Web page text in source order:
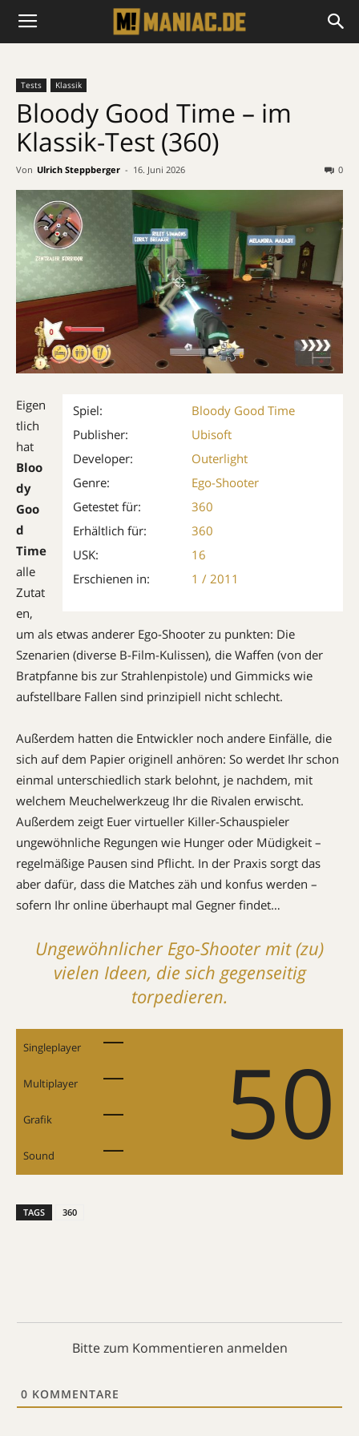
Tests Klassik
Bloody Good Time – im
Klassik-Test (360)
Von Ulrich Steppberger - 16. Juni 2026 0
Spiel:
Bloody Good Time
Publisher:
Ubisoft
Developer:
Outerlight
Genre:
Ego-Shooter
Getestet für:
360
Erhältlich für:
360
USK:
16
Erschienen in:
1 / 2011
Eigen
tlich
hat
Bloo
dy
Goo
d
Time
alle
Zutat
en,
um als etwas anderer Ego-Shooter zu punkten: Die
Szenarien (diverse B-Film-Kulissen), die Waffen (von der
Bratpfanne bis zur Strahlenpistole) und Gimmicks wie
aufstellbare Fallen sind prinzipiell nicht schlecht.
Außerdem hatten die Entwickler noch andere Einfälle, die
sich auf dem Papier originell anhören: So werdet Ihr schon
einmal unterschiedlich stark belohnt, je nachdem, mit
welchem Meuchelwerkzeug Ihr die Rivalen erwischt.
Außerdem zeigt Euer virtueller Killer-Schauspieler
ungewöhnliche Regungen wie Hunger oder Müdigkeit –
regelmäßige Pausen sind Pflicht. In der Praxis sorgt das
aber dafür, dass die Matches zäh und konfus werden –
sofern Ihr online überhaupt mal Gegner findet…
Ungewöhnlicher Ego-Shooter mit (zu)
vielen Ideen, die sich gegenseitig
torpedieren.
Singleplayer 50
Multiplayer
Grafik
Sound
TAGS 360
Bitte zum Kommentieren anmelden
0 KOMMENTARE